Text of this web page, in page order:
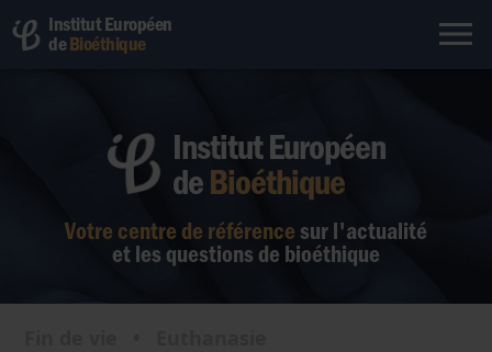
Institut Européen
deBioéthique
Votre centre de référence sur l'actualité
et les questions de bioéthique
Institut Européen
deBioéthique